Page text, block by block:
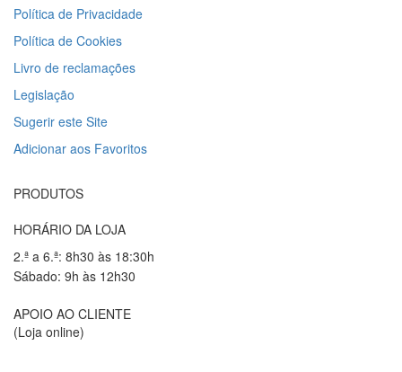
Política de Privacidade
Política de Cookies
Livro de reclamações
Legislação
Sugerir este Site
Adicionar aos Favoritos
PRODUTOS
HORÁRIO DA LOJA
2.ª a 6.ª: 8h30 às 18:30h
Sábado: 9h às 12h30
APOIO AO CLIENTE
(Loja online)